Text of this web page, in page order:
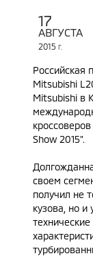
17
АВГУСТА
2015 Г.
Российская
Mitsubishi
Mitsubishi в
Show 2015”.
своем
получил не
кузова, но